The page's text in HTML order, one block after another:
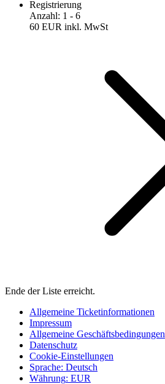
Registrierung
Anzahl: 1 - 6
60 EUR inkl. MwSt
Ende der Liste erreicht.
Allgemeine Ticketinformationen
Impressum
Allgemeine Geschäftsbedingungen
Datenschutz
Cookie-Einstellungen
Sprache: Deutsch
Währung: EUR